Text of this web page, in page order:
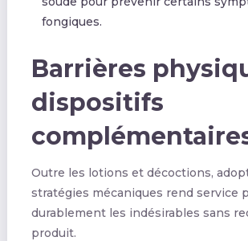
fongiques.
Barrières
dispositifs
Outre les lotions et décoctions,
stratégies mécaniques rend service
durablement les indésirables sans
produit.